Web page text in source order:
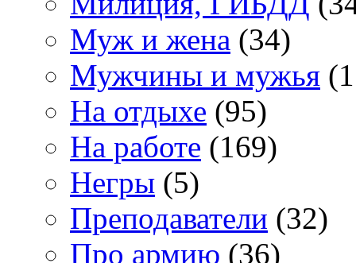
Муж и жена (34)
Мужчины и мужья
На отдыхе (95)
На работе (169)
Негры (5)
Преподаватели (32)
Про армию (36)